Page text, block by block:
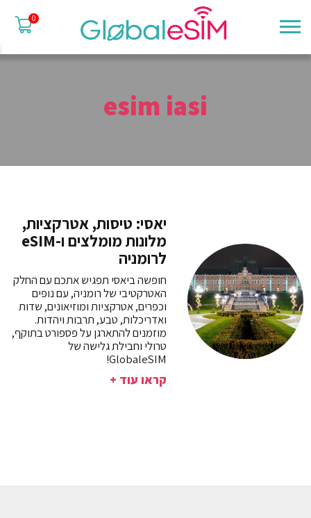
0
esim iasi
יאסי: טיסות, אטרקציות,
מלונות מומלצים ו-eSIM
לרומניה
חופשה ביאסי תפגיש אתכם עם החלק
האטרקטיבי של רומניה, עם נופים
וכפרים, אטרקציות ומוזיאונים, שדות
ואדריכלות, טבע, תרבות ויהדות.
מוזמנים להתארגן על פספורט בתוקף,
טרולי וחבילת גלישה של
GlobaleSIM!
קראו עוד +